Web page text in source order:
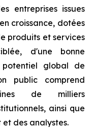
entreprises issues
croissance, dotées
produits et services
d'une bonne
global de
public comprend
de milliers
ainsi que
et des analystes.